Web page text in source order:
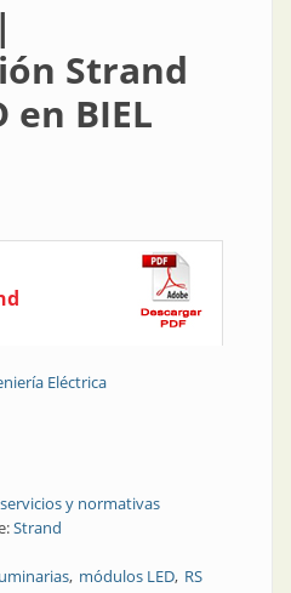
Strand
en BIEL
Eléctrica
y normativas
Strand
módulos LED RS